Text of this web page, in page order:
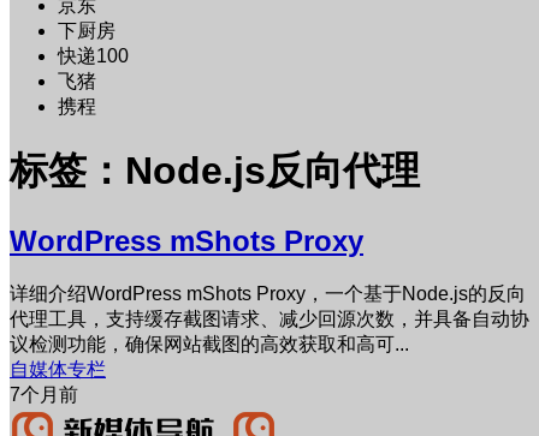
京东
下厨房
快递100
飞猪
携程
标签：Node.js反向代理
WordPress mShots Proxy
详细介绍WordPress mShots Proxy，一个基于Node.js的反向
代理工具，支持缓存截图请求、减少回源次数，并具备自动协
议检测功能，确保网站截图的高效获取和高可...
自媒体专栏
7个月前